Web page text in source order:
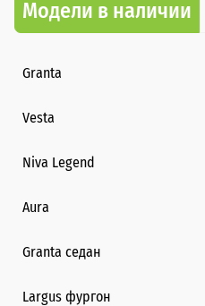
Модели в наличии
Granta
Vesta
Niva Legend
Aura
Granta седан
Largus фургон